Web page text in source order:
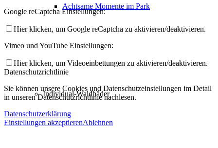
Achtsame Momente im Park
Individual-Waldbäder
Google reCaptcha Einstellungen:
Hier klicken, um Google reCaptcha zu aktivieren/deaktivieren.
Vimeo und YouTube Einstellungen:
Hier klicken, um Videoeinbettungen zu aktivieren/deaktivieren.
Datenschutzrichtlinie
Sie können unsere Cookies und Datenschutzeinstellungen im Detail
in unseren Datenschutzrichtlinie nachlesen.
Datenschutzerklärung
Einstellungen akzeptierenAblehnen